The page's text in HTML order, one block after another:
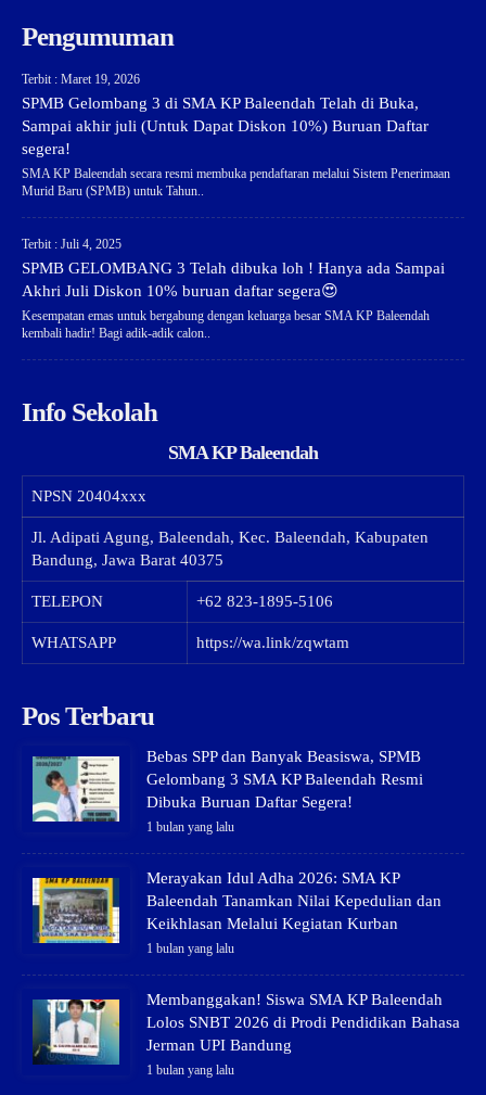
Pengumuman
Terbit : Maret 19, 2026
SPMB Gelombang 3 di SMA KP Baleendah Telah di Buka,
Sampai akhir juli (Untuk Dapat Diskon 10%) Buruan Daftar
segera!
SMA KP Baleendah secara resmi membuka pendaftaran melalui Sistem Penerimaan
Murid Baru (SPMB) untuk Tahun..
Terbit : Juli 4, 2025
SPMB GELOMBANG 3 Telah dibuka loh ! Hanya ada Sampai
Akhri Juli Diskon 10% buruan daftar segera😍
Kesempatan emas untuk bergabung dengan keluarga besar SMA KP Baleendah
kembali hadir! Bagi adik-adik calon..
Info Sekolah
SMA KP Baleendah
NPSN 20404xxx
Jl. Adipati Agung, Baleendah, Kec. Baleendah, Kabupaten
Bandung, Jawa Barat 40375
TELEPON +62 823-1895-5106
WHATSAPP https://wa.link/zqwtam
Pos Terbaru
Bebas SPP dan Banyak Beasiswa, SPMB
Gelombang 3 SMA KP Baleendah Resmi
Dibuka Buruan Daftar Segera!
1 bulan yang lalu
Merayakan Idul Adha 2026: SMA KP
Baleendah Tanamkan Nilai Kepedulian dan
Keikhlasan Melalui Kegiatan Kurban
1 bulan yang lalu
Membanggakan! Siswa SMA KP Baleendah
Lolos SNBT 2026 di Prodi Pendidikan Bahasa
Jerman UPI Bandung
1 bulan yang lalu